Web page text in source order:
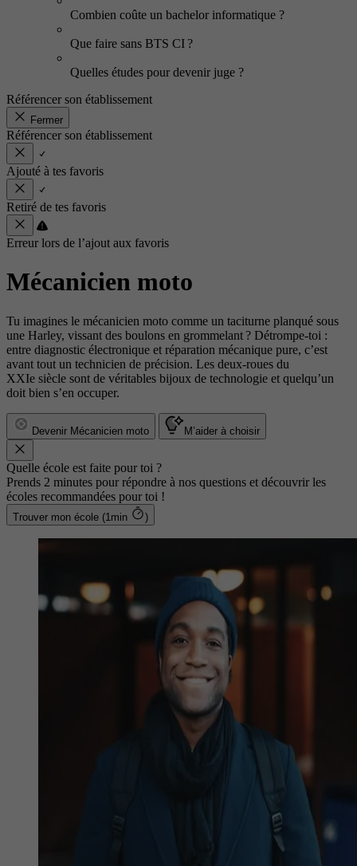
Combien coûte un bachelor informatique ?
Que faire sans BTS CI ?
Quelles études pour devenir juge ?
Référencer son établissement
Fermer
Référencer son établissement
Ajouté à tes favoris
Retiré de tes favoris
Erreur lors de l’ajout aux favoris
Mécanicien moto
Tu imagines le mécanicien moto comme un taciturne planqué sous
une Harley, vissant des boulons en grommelant ? Détrompe-toi :
entre diagnostic électronique et réparation mécanique pure, c’est
avant tout un technicien de précision. Les deux-roues du
XXIe siècle sont de véritables bijoux de technologie et quelqu’un
doit bien s’en occuper.
Devenir Mécanicien moto M’aider à choisir
Quelle école est faite pour toi ?
Prends 2 minutes pour répondre à nos questions et découvrir les
écoles recommandées pour toi !
Trouver mon école (1min )